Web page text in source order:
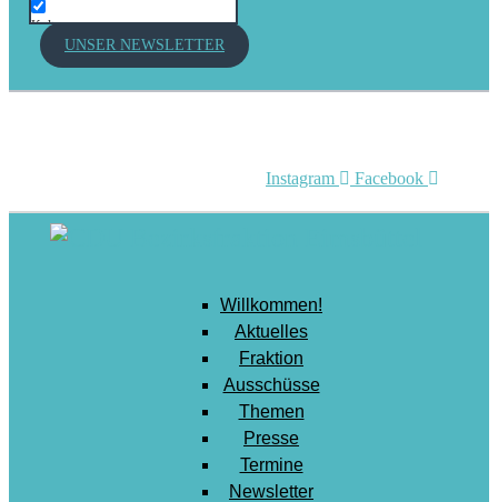
Kultur
Mobilität
Stadtentwicklung
Umwelt
UNSER NEWSLETTER
Instagram Facebook
Willkommen!
Aktuelles
Fraktion
Ausschüsse
Themen
Presse
Termine
Newsletter